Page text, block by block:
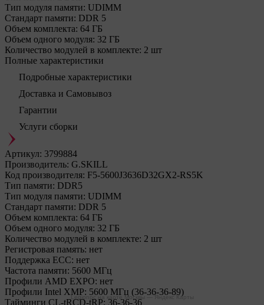
Тип модуля памяти: UDIMM
Стандарт памяти: DDR 5
Объем комплекта: 64 ГБ
Объем одного модуля: 32 ГБ
Количество модулей в комплекте: 2 шт
Полные характеристики
Подробные характеристики
Доставка и Самовывоз
Гарантии
Услуги сборки
Артикул: 3799884
Производитель: G.SKILL
Код производителя: F5-5600J3636D32GX2-RS5K
Тип памяти: DDR5
Тип модуля памяти: UDIMM
Стандарт памяти: DDR 5
Объем комплекта: 64 ГБ
Объем одного модуля: 32 ГБ
Количество модулей в комплекте: 2 шт
Регистровая память: нет
Поддержка ECC: нет
Частота памяти: 5600 МГц
Профили AMD EXPO: нет
Профили Intel XMP: 5600 МГц (36-36-36-89)
Тайминги CL-tRCD-tRP: 36-36-36
Legionpc на карте Москвы — Яндекс Карты